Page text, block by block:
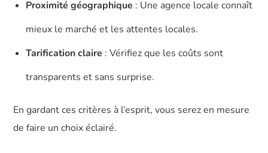
Proximité géographique : Une agence locale connaît
mieux le marché et les attentes locales.
Tarification claire : Vérifiez que les coûts sont
transparents et sans surprise.
En gardant ces critères à l’esprit, vous serez en mesure
de faire un choix éclairé.